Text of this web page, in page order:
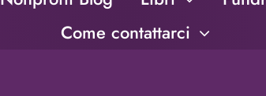
Come contattarci